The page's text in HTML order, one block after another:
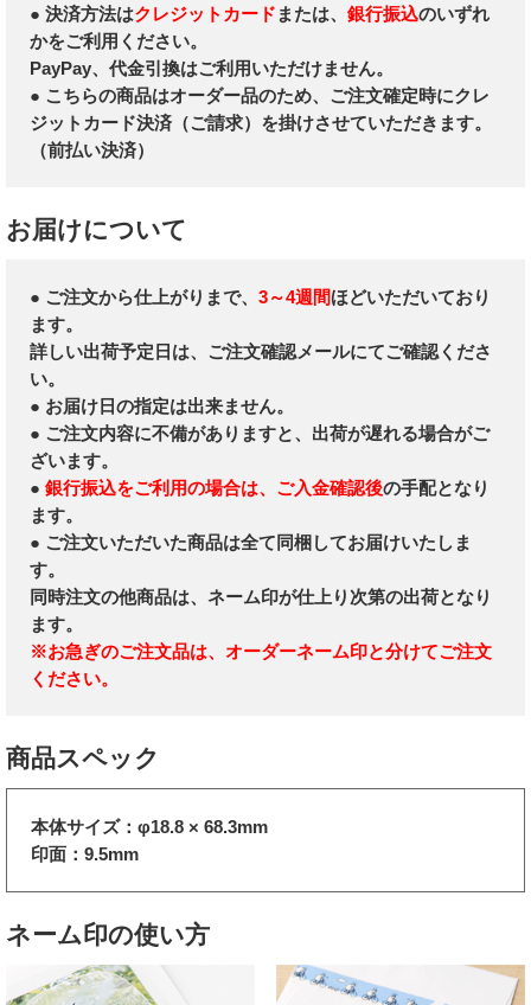
● 決済方法はクレジットカード または、 銀行振込のいずれ
かをご利用ください。
PayPay、代金引換はご利用いただけません。
● こちらの商品はオーダー品のため、ご注文確定時にクレ
ジットカード決済（ご請求）を掛けさせていただきます。
（前払い決済）
お届けについて
● ご注文から仕上がりまで、 3～4週間ほどいただいており
ます。
詳しい出荷予定日は、ご注文確認メールにてご確認くださ
い。
● お届け日の指定は出来ません。
● ご注文内容に不備がありますと、出荷が遅れる場合がご
ざいます。
● 銀行振込をご利用の場合は、ご入金確認後の手配となり
ます。
● ご注文いただいた商品は全て同梱してお届けいたしま
す。
同時注文の他商品は、ネーム印が仕上り次第の出荷となり
ます。
※お急ぎのご注文品は、オーダーネーム印と分けてご注文
ください。
商品スペック
本体サイズ：φ18.8 × 68.3mm
印面：9.5mm
ネーム印の使い方